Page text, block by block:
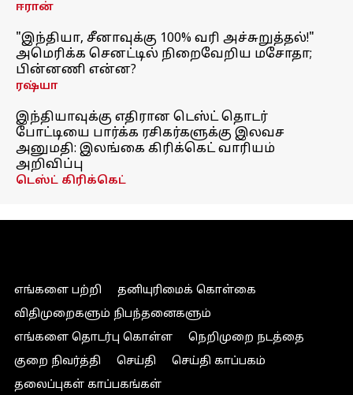
ஈரான்
"இந்தியா, சீனாவுக்கு 100% வரி அச்சுறுத்தல்!"
அமெரிக்க செனட்டில் நிறைவேறிய மசோதா;
பின்னணி என்ன?
ரஷ்யா
இந்தியாவுக்கு எதிரான டெஸ்ட் தொடர்
போட்டியை பார்க்க ரசிகர்களுக்கு இலவச
அனுமதி: இலங்கை கிரிக்கெட் வாரியம்
அறிவிப்பு
டெஸ்ட் கிரிக்கெட்
எங்களை பற்றி
தனியுரிமைக் கொள்கை
விதிமுறைகளும் நிபந்தனைகளும்
எங்களை தொடர்பு கொள்ள
நெறிமுறை நடத்தை
குறை நிவர்த்தி
செய்தி
செய்தி காப்பகம்
தலைப்புகள் காப்பகங்கள்